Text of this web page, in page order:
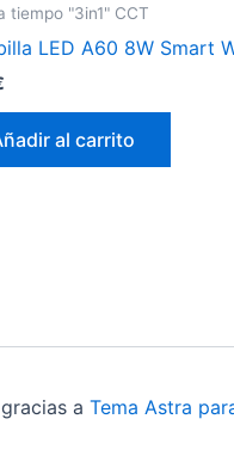
tiempo "3in1" CCT
LED A60 8W Smart
al carrito
a Tema Astra